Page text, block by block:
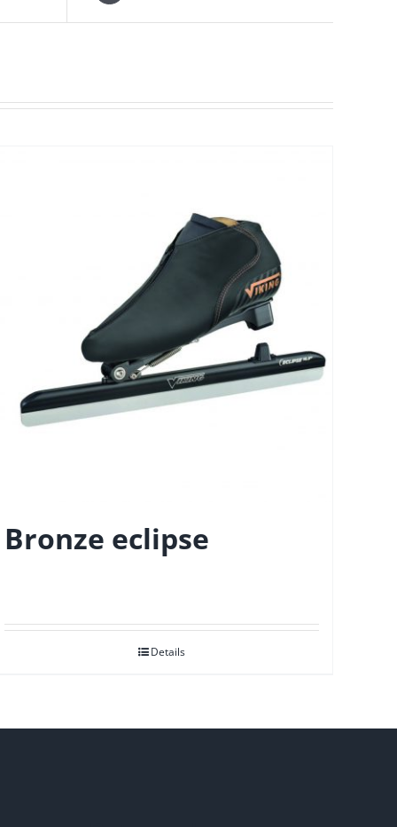
Bronze eclipse
Details